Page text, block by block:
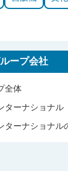
ープ会社
全体
ターナショナル
ターナショナル